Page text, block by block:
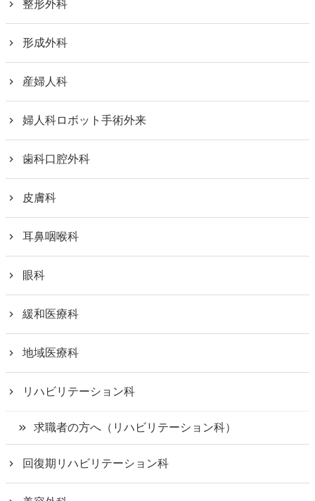
整形外科
形成外科
産婦人科
婦人科ロボット手術外来
歯科口腔外科
皮膚科
耳鼻咽喉科
眼科
緩和医療科
地域医療科
リハビリテーション科
求職者の方へ（リハビリテーション科）
回復期リハビリテーション科